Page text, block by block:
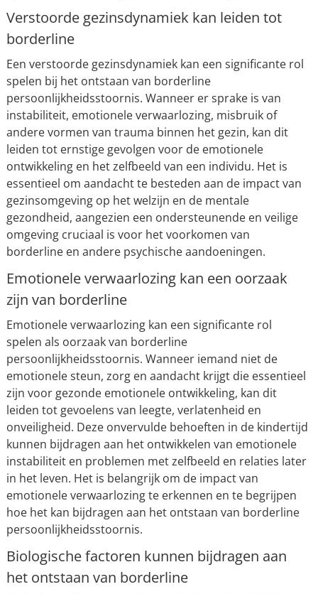
Verstoorde gezinsdynamiek kan leiden tot
borderline
Een verstoorde gezinsdynamiek kan een significante rol
spelen bij het ontstaan van borderline
persoonlijkheidsstoornis. Wanneer er sprake is van
instabiliteit, emotionele verwaarlozing, misbruik of
andere vormen van trauma binnen het gezin, kan dit
leiden tot ernstige gevolgen voor de emotionele
ontwikkeling en het zelfbeeld van een individu. Het is
essentieel om aandacht te besteden aan de impact van
gezinsomgeving op het welzijn en de mentale
gezondheid, aangezien een ondersteunende en veilige
omgeving cruciaal is voor het voorkomen van
borderline en andere psychische aandoeningen.
Emotionele verwaarlozing kan een oorzaak
zijn van borderline
Emotionele verwaarlozing kan een significante rol
spelen als oorzaak van borderline
persoonlijkheidsstoornis. Wanneer iemand niet de
emotionele steun, zorg en aandacht krijgt die essentieel
zijn voor gezonde emotionele ontwikkeling, kan dit
leiden tot gevoelens van leegte, verlatenheid en
onveiligheid. Deze onvervulde behoeften in de kindertijd
kunnen bijdragen aan het ontwikkelen van emotionele
instabiliteit en problemen met zelfbeeld en relaties later
in het leven. Het is belangrijk om de impact van
emotionele verwaarlozing te erkennen en te begrijpen
hoe het kan bijdragen aan het ontstaan van borderline
persoonlijkheidsstoornis.
Biologische factoren kunnen bijdragen aan
het ontstaan van borderline